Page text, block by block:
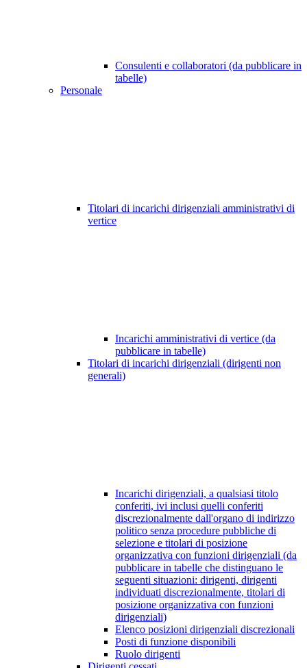
Consulenti e collaboratori (da pubblicare in
tabelle)
Personale
Titolari di incarichi dirigenziali amministrativi di
vertice
Incarichi amministrativi di vertice (da
pubblicare in tabelle)
Titolari di incarichi dirigenziali (dirigenti non
generali)
Incarichi dirigenziali, a qualsiasi titolo
conferiti, ivi inclusi quelli conferiti
discrezionalmente dall'organo di indirizzo
politico senza procedure pubbliche di
selezione e titolari di posizione
organizzativa con funzioni dirigenziali (da
pubblicare in tabelle che distinguano le
seguenti situazioni: dirigenti, dirigenti
individuati discrezionalmente, titolari di
posizione organizzativa con funzioni
dirigenziali)
Elenco posizioni dirigenziali discrezionali
Posti di funzione disponibili
Ruolo dirigenti